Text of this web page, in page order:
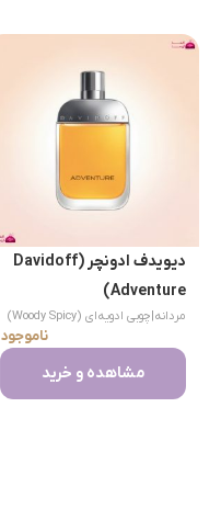
دیویدف ادونچر (Davidoff
Adventure)
مردانه چوبی ادویه‌ای (Woody Spicy)
ناموجود
مشاهده و خرید